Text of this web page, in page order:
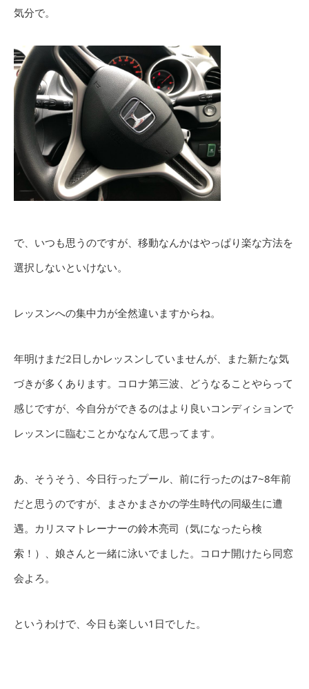
気分で。
で、いつも思うのですが、移動なんかはやっぱり楽な方法を
選択しないといけない。
レッスンへの集中力が全然違いますからね。
年明けまだ2日しかレッスンしていませんが、また新たな気
づきが多くあります。コロナ第三波、どうなることやらって
感じですが、今自分ができるのはより良いコンディションで
レッスンに臨むことかななんて思ってます。
あ、そうそう、今日行ったプール、前に行ったのは7~8年前
だと思うのですが、まさかまさかの学生時代の同級生に遭
遇。カリスマトレーナーの鈴木亮司（気になったら検
索！）、娘さんと一緒に泳いでました。コロナ開けたら同窓
会よろ。
というわけで、今日も楽しい1日でした。